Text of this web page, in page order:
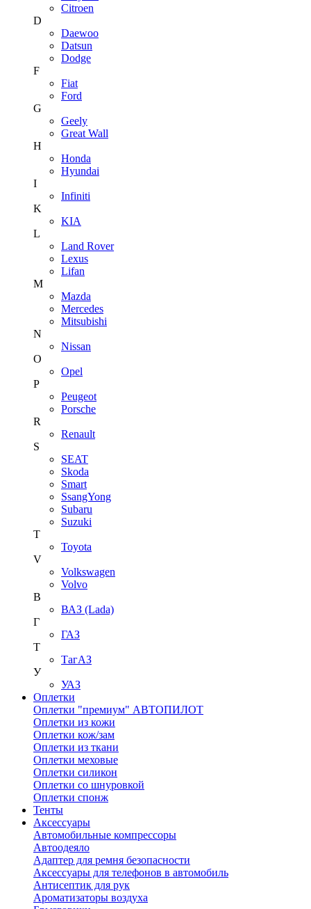
Citroen
D
Daewoo
Datsun
Dodge
F
Fiat
Ford
G
Geely
Great Wall
H
Honda
Hyundai
I
Infiniti
K
KIA
L
Land Rover
Lexus
Lifan
M
Mazda
Mercedes
Mitsubishi
N
Nissan
O
Opel
P
Peugeot
Porsche
R
Renault
S
SEAT
Skoda
Smart
SsangYong
Subaru
Suzuki
T
Toyota
V
Volkswagen
Volvo
В
ВАЗ (Lada)
Г
ГАЗ
Т
ТагАЗ
У
УАЗ
Оплетки
Оплетки "премиум" АВТОПИЛОТ
Оплетки из кожи
Оплетки кож/зам
Оплетки из ткани
Оплетки меховые
Оплетки силикон
Оплетки со шнуровкой
Оплетки спонж
Тенты
Аксессуары
Автомобильные компрессоры
Автоодеяло
Адаптер для ремня безопасности
Аксессуары для телефонов в автомобиль
Антисептик для рук
Ароматизаторы воздуха